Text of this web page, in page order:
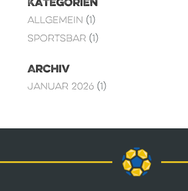
Allgemein (1)
Sportsbar(1)
Archiv
Januar 2026(1)